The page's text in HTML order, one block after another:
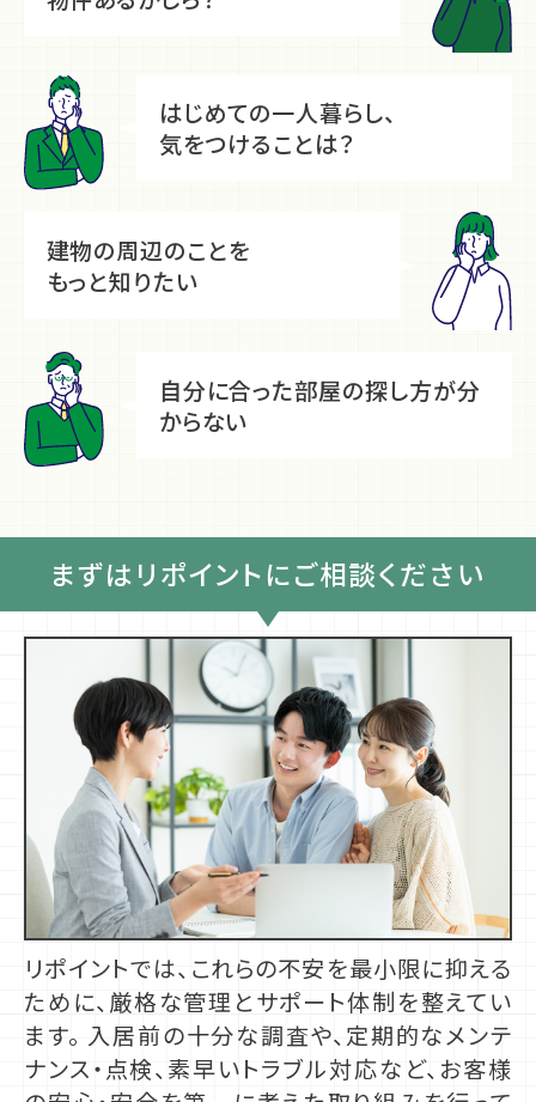
はじめての一人暮らし、
気をつけることは？
建物の周辺のことを
もっと知りたい
自分に合った部屋の探し方が分
からない
まずはリポイントにご相談ください
リポイントでは、これらの不安を最小限に抑える
ために、厳格な管理とサポート体制を整えてい
ます。 入居前の十分な調査や、定期的なメンテ
ナンス・点検、素早いトラブル対応など、お客様